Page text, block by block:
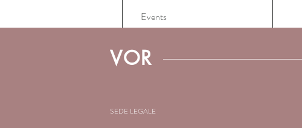
Events
VOR
SEDE LEGALE